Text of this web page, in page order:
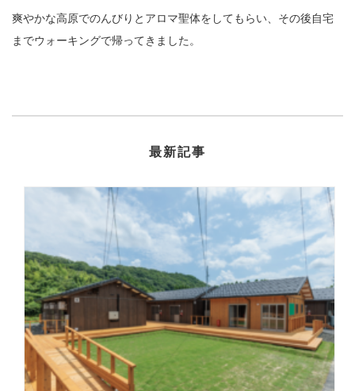
爽やかな高原でのんびりとアロマ聖体をしてもらい、その後自宅
までウォーキングで帰ってきました。
最新記事